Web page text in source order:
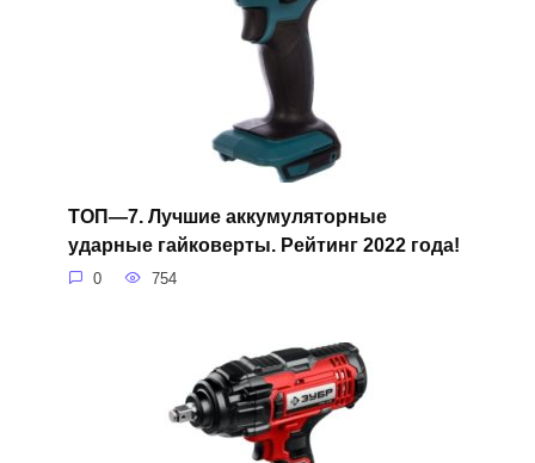
ТОП—7. Лучшие аккумуляторные
ударные гайковерты. Рейтинг 2022 года!
0 754